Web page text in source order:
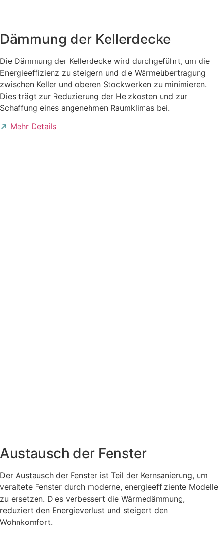
Dämmung der Kellerdecke
Die Dämmung der Kellerdecke wird durchgeführt, um die
Energieeffizienz zu steigern und die Wärmeübertragung
zwischen Keller und oberen Stockwerken zu minimieren.
Dies trägt zur Reduzierung der Heizkosten und zur
Schaffung eines angenehmen Raumklimas bei.
Mehr Details
Austausch der Fenster
Der Austausch der Fenster ist Teil der Kernsanierung, um
veraltete Fenster durch moderne, energieeffiziente Modelle
zu ersetzen. Dies verbessert die Wärmedämmung,
reduziert den Energieverlust und steigert den
Wohnkomfort.